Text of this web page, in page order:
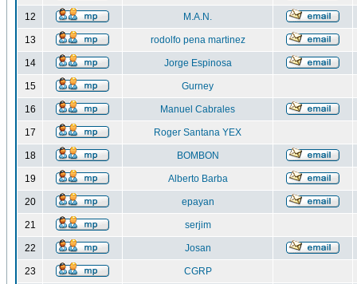
12 M.A.N.
13 rodolfo pena martinez
14 Jorge Espinosa
15 Gurney
16 Manuel Cabrales
17 Roger Santana YEX
18 BOMBON
19 Alberto Barba
20 epayan
21 serjim
22 Josan
23 CGRP